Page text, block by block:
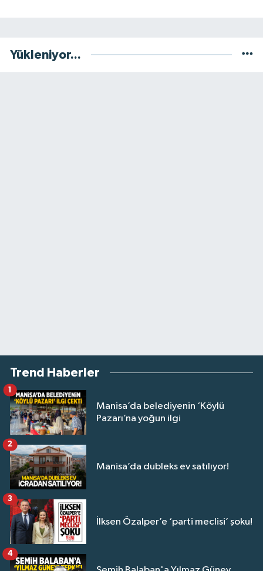
Yükleniyor...
Trend Haberler
Manisa’da belediyenin ‘Köylü
Pazarı’na yoğun ilgi
1
Manisa’da dubleks ev satılıyor!
2
İlksen Özalper’e ‘parti meclisi’ şoku!
3
4